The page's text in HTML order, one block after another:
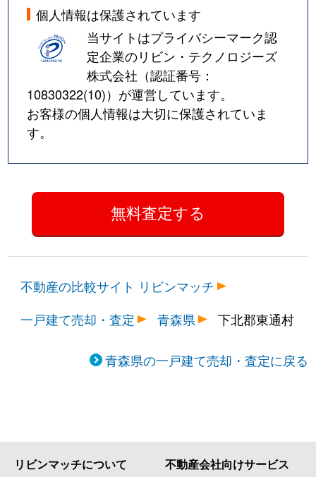
個人情報は保護されています
当サイトはプライバシーマーク認
定企業のリビン・テクノロジーズ
株式会社（認証番号：
10830322(10)）が運営しています。
お客様の個人情報は大切に保護されていま
す。
不動産の比較サイト リビンマッチ
一戸建て売却・査定
青森県 下北郡東通村
青森県の一戸建て売却・査定に戻る
リビンマッチについて 不動産会社向けサービス